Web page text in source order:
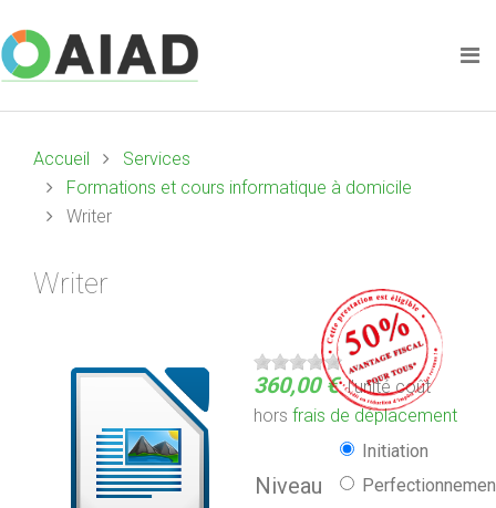
Accueil
Services
Formations et cours informatique à domicile
Writer
Writer
360,00 € l'unitécoût
hors frais de déplacement
Niveau
Initiation